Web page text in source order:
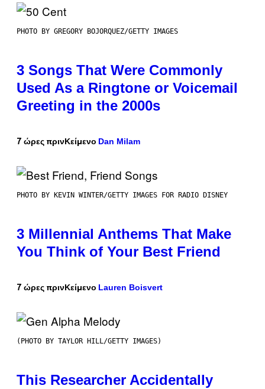
PHOTO BY GREGORY BOJORQUEZ/GETTY IMAGES
3 Songs That Were Commonly
Used As a Ringtone or Voicemail
Greeting in the 2000s
7 ώρες πριν Κείμενο Dan Milam
PHOTO BY KEVIN WINTER/GETTY IMAGES FOR RADIO DISNEY
3 Millennial Anthems That Make
You Think of Your Best Friend
7 ώρες πριν Κείμενο Lauren Boisvert
(PHOTO BY TAYLOR HILL/GETTY IMAGES)
This Researcher Accidentally